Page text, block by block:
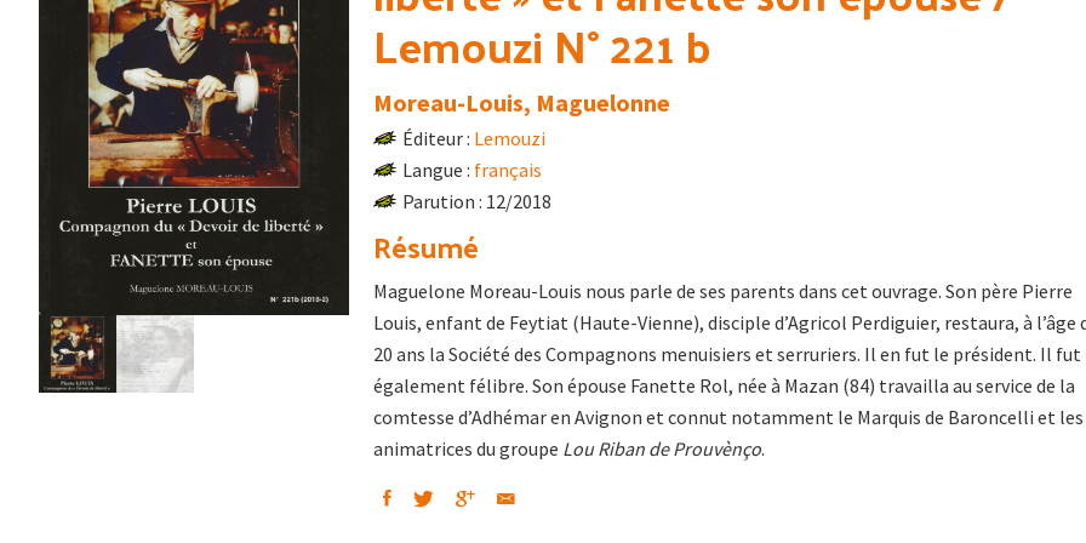
Lemouzi N° 221 b
Moreau-Louis, Maguelonne
Éditeur : Lemouzi
Langue : français
Parution : 12/2018
Résumé
Maguelone Moreau-Louis nous parle de ses parents dans cet ouvrage. Son père Pierre
Louis, enfant de Feytiat (Haute-Vienne), disciple d’Agricol Perdiguier, restaura, à l’âge
20 ans la Société des Compagnons menuisiers et serruriers. Il en fut le président. Il fut
également félibre. Son épouse Fanette Rol, née à Mazan (84) travailla au service de la
comtesse d’Adhémar en Avignon et connut notamment le Marquis de Baroncelli et les
animatrices du groupe Lou Riban de Prouvènço.